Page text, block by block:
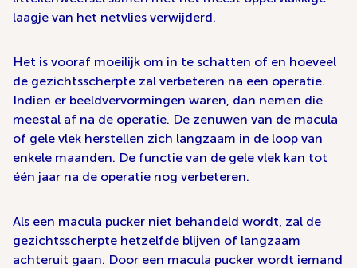
laagje van het netvlies verwijderd.
Het is vooraf moeilijk om in te schatten of en hoeveel
de gezichtsscherpte zal verbeteren na een operatie.
Indien er beeldvervormingen waren, dan nemen die
meestal af na de operatie. De zenuwen van de macula
of gele vlek herstellen zich langzaam in de loop van
enkele maanden. De functie van de gele vlek kan tot
één jaar na de operatie nog verbeteren.
Als een macula pucker niet behandeld wordt, zal de
gezichtsscherpte hetzelfde blijven of langzaam
achteruit gaan. Door een macula pucker wordt iemand